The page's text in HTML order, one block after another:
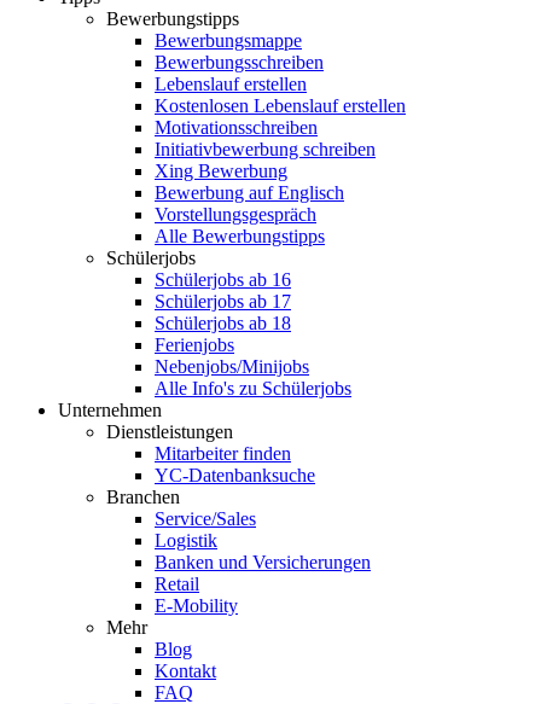
Bewerbungstipps
Bewerbungsmappe
Bewerbungsschreiben
Lebenslauf erstellen
Kostenlosen Lebenslauf erstellen
Motivationsschreiben
Initiativbewerbung schreiben
Xing Bewerbung
Bewerbung auf Englisch
Vorstellungsgespräch
Alle Bewerbungstipps
Schülerjobs
Schülerjobs ab 16
Schülerjobs ab 17
Schülerjobs ab 18
Ferienjobs
Nebenjobs/Minijobs
Alle Info's zu Schülerjobs
Unternehmen
Dienstleistungen
Mitarbeiter finden
YC-Datenbanksuche
Branchen
Service/Sales
Logistik
Banken und Versicherungen
Retail
E-Mobility
Mehr
Blog
Kontakt
FAQ